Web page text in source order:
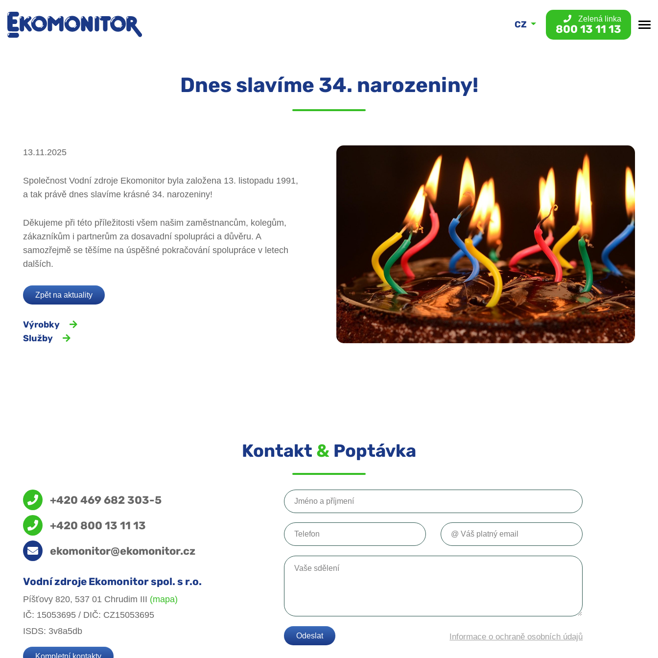
CZ
Zelená linka
800 13 11 13
Dnes slavíme 34. narozeniny!
13.11.2025
Společnost Vodní zdroje Ekomonitor byla založena 13. listopadu 1991,
a tak právě dnes slavíme krásné 34. narozeniny!
Děkujeme při této příležitosti všem našim zaměstnancům, kolegům,
zákazníkům i partnerům za dosavadní spolupráci a důvěru. A
samozřejmě se těšíme na úspěšné pokračování spolupráce v letech
dalších.
Zpět na aktuality
Výrobky
Služby
Kontakt & Poptávka
+420 469 682 303-5
+420 800 13 11 13
ekomonitor@ekomonitor.cz
Vodní zdroje Ekomonitor spol. s r.o.
Píšťovy 820, 537 01 Chrudim III (mapa)
IČ: 15053695 / DIČ: CZ15053695
ISDS: 3v8a5db
Kompletní kontakty
Jméno a příjmení
Telefon Váš platný email
Vaše sdělení
Odeslat Informace o ochraně osobních údajů